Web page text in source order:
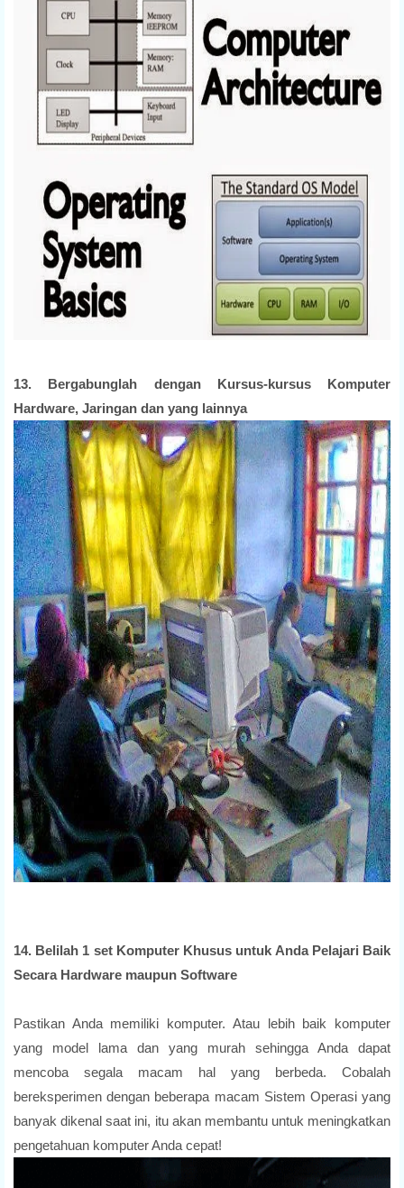
13. Bergabunglah dengan Kursus-kursus Komputer
Hardware, Jaringan dan yang lainnya
14. Belilah 1 set Komputer Khusus untuk Anda Pelajari Baik
Secara Hardware maupun Software
Pastikan Anda memiliki komputer. Atau lebih baik komputer
yang model lama dan yang murah sehingga Anda dapat
mencoba segala macam hal yang berbeda. Cobalah
bereksperimen dengan beberapa macam Sistem Operasi yang
banyak dikenal saat ini, itu akan membantu untuk meningkatkan
pengetahuan komputer Anda cepat!